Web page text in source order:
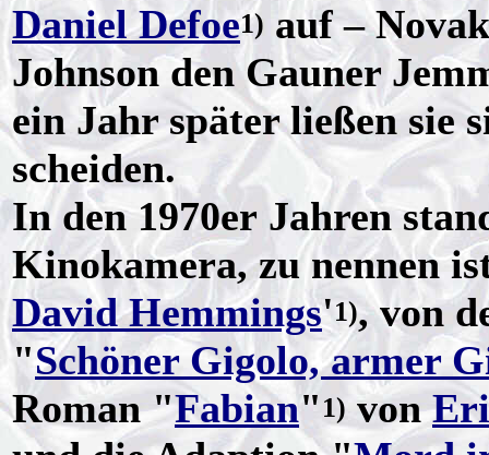
Daniel Defoe1) auf –
Johnson den Gauner
ein Jahr später ließen sie
scheiden.
In den 1970er Jahren
Kinokamera, zu nennen
David Hemmings'1), von
"Schöner Gigolo, armer
Roman "Fabian" 1) von